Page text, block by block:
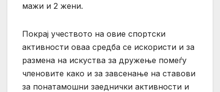
мажи и 2 жени.
Покрај учеството на овие спортски
активности оваа средба се искористи и за
размена на искуства за дружење помеѓу
членовите како и за завсенање на ставови
за понатамошни заеднички активности и